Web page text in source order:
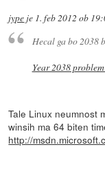
jype je 1. feb 2012 ob
Hecal ga bo 2038
Year 2038
Tale Linux neumnost
winsih ma 64 biten
http://